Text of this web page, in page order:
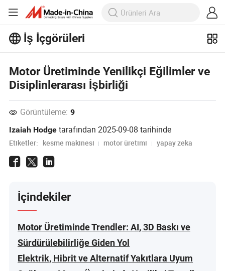
İş İçgörüleri
İş İçgörüleri'taki daha popüler
makaleleri keşfedin!
Daha Fazla Göster
Motor Üretiminde Yenilikçi Eğilimler ve
Disiplinlerarası İşbirliği
Görüntüleme: 9
Izaiah Hodge tarafından2025-09-08 tarihinde
Etiketler: kesme makinesi motor üretimi yapay zeka
İçindekiler
Motor Üretiminde Trendler: AI, 3D Baskı ve
Sürdürülebilirliğe Giden Yol
Elektrik, Hibrit ve Alternatif Yakıtlara Uyum